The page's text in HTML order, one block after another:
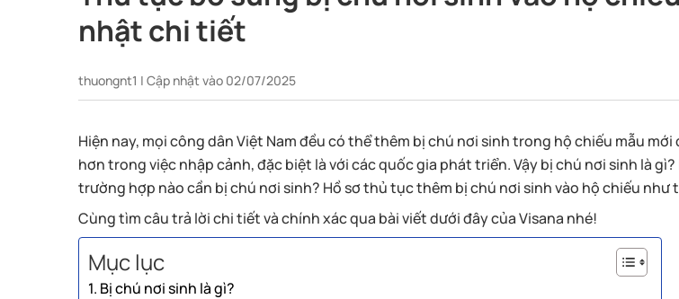
nhật chi tiết
thuongnt1 | Cập nhật vào 02/07/2025
Hiện nay, mọi công dân Việt Nam đều có thể thêm bị chú nơi sinh trong hộ chiếu mẫu mới
hơn trong việc nhập cảnh, đặc biệt là với các quốc gia phát triển. Vậy bị chú nơi sinh là
trường hợp nào cần bị chú nơi sinh? Hồ sơ thủ tục thêm bị chú nơi sinh vào hộ chiếu như
Cùng tìm câu trả lời chi tiết và chính xác qua bài viết dưới đây của Visana nhé!
Mục lục
1. Bị chú nơi sinh là gì?